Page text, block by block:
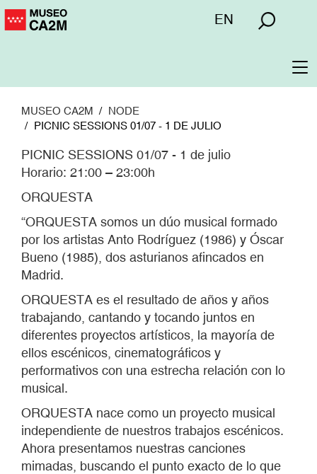
Pasar
Menú
EN
MUSEO CA2M
NODE
PICNIC SESSIONS 01/07 - 1 DE JULIO
PICNIC SESSIONS 01/07 - 1 de julio
Horario: 21:00 – 23:00h
ORQUESTA
“ORQUESTA somos un dúo musical formado
por los artistas Anto Rodríguez (1986) y Óscar
Bueno (1985), dos asturianos afincados en
Madrid.
ORQUESTA es el resultado de años y años
trabajando, cantando y tocando juntos en
diferentes proyectos artísticos, la mayoría de
ellos escénicos, cinematográficos y
performativos con una estrecha relación con lo
musical.
ORQUESTA nace como un proyecto musical
independiente de nuestros trabajos escénicos.
Ahora presentamos nuestras canciones
mimadas, buscando el punto exacto de lo que